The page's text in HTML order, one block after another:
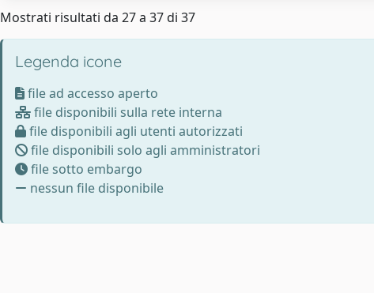
Mostrati risultati da 27 a 37 di 37
Legenda icone
file ad accesso aperto
file disponibili sulla rete interna
file disponibili agli utenti autorizzati
file disponibili solo agli amministratori
file sotto embargo
nessun file disponibile